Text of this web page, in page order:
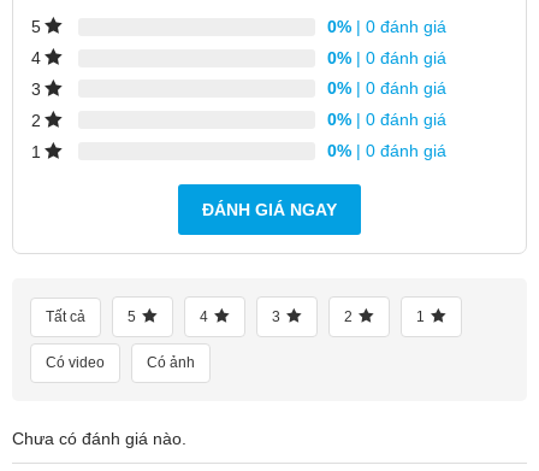
5 0% | 0 đánh giá
4
0% | 0 đánh giá
3
0% | 0 đánh giá
2
0% | 0 đánh giá
1
0% | 0 đánh giá
ĐÁNH GIÁ NGAY
Tất cả 5 4 3 2 1
Có video Có ảnh
Chưa có đánh giá nào.